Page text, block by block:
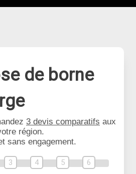
de borne
3 devis comparatifs aux
région.
sans engagement.
3 4 5 6